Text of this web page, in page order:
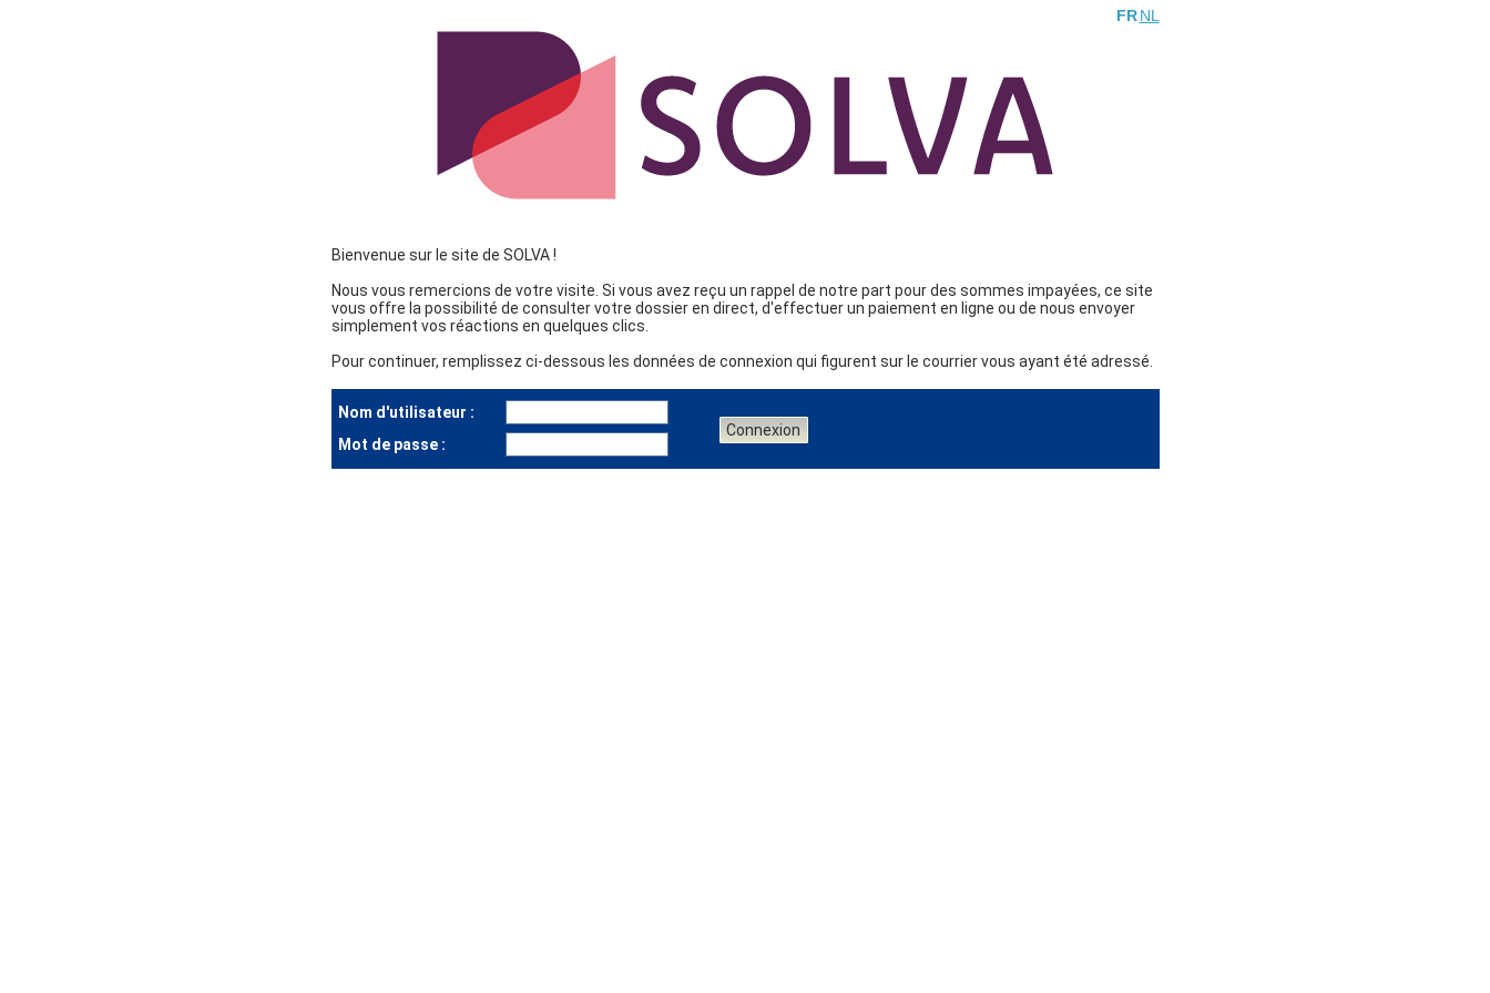
Bienvenue sur le site de SOLVA !
Nous vous remercions de votre visite. Si vous avez reçu un rappel de notre part pour des sommes impayées, ce site
vous offre la possibilité de consulter votre dossier en direct, d'effectuer un paiement en ligne ou de nous envoyer
simplement vos réactions en quelques clics.
Pour continuer, remplissez ci-dessous les données de connexion qui figurent sur le courrier vous ayant été adressé.
Nom d'utilisateur :
Mot de passe :
Connexion
FR NL